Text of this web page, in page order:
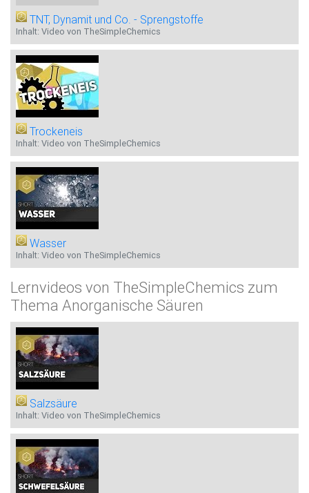
TNT, Dynamit und Co. - Sprengstoffe
Inhalt: Video von TheSimpleChemics
Trockeneis
Inhalt: Video von TheSimpleChemics
Wasser
Inhalt: Video von TheSimpleChemics
Lernvideos von TheSimpleChemics zum
Thema Anorganische Säuren
Salzsäure
Inhalt: Video von TheSimpleChemics